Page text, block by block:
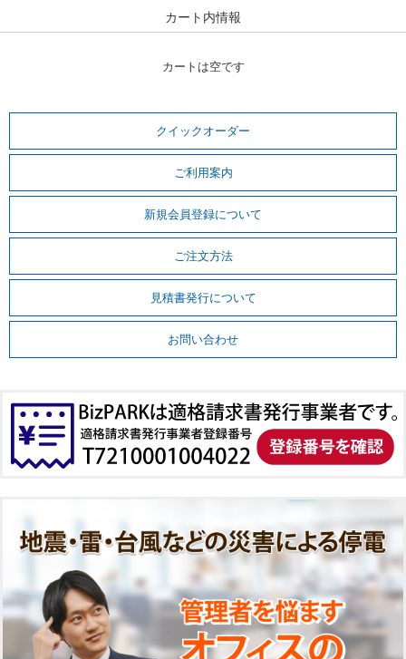
カート内情報
カートは空です
クイックオーダー
ご利用案内
新規会員登録について
ご注文方法
見積書発行について
お問い合わせ